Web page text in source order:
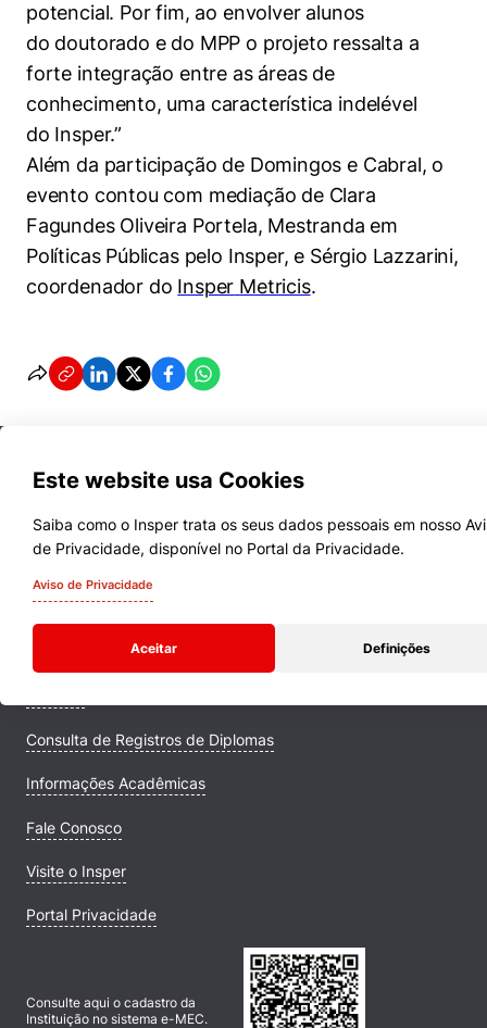
potencial. Por fim, ao envolver alunos
do doutorado e do MPP o projeto ressalta a
forte integração entre as áreas de
conhecimento, uma característica indelével
do Insper.”
Além da participação de Domingos e Cabral, o
evento contou com mediação de Clara
Fagundes Oliveira Portela, Mestranda em
Políticas Públicas pelo Insper, e Sérgio Lazzarini,
coordenador do Insper Metricis.
Este website usa Cookies
Saiba como o Insper trata os seus dados pessoais em nosso
de Privacidade, disponível no Portal da Privacidade.
Aviso de Privacidade
Aceitar Definições
Quem Somos
Comunidade Transforme
Consulta de Registros de Diplomas
Informações Acadêmicas
Fale Conosco
Visite o Insper
Portal Privacidade
Consulte aqui o cadastro da
Instituição no sistema e-MEC.